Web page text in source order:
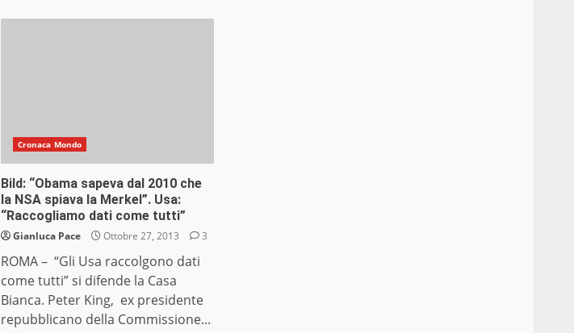
Cronaca Mondo
Bild: “Obama sapeva dal 2010 che
la NSA spiava la Merkel”. Usa:
“Raccogliamo dati come tutti”
Gianluca Pace Ottobre 27, 2013 3
ROMA – “Gli Usa raccolgono dati
come tutti” si difende la Casa
Bianca. Peter King, ex presidente
repubblicano della Commissione...